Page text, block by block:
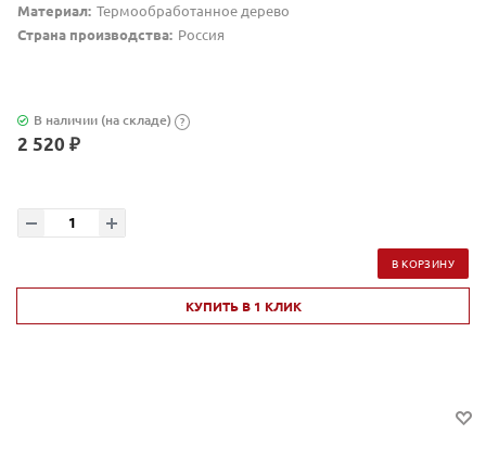
Материал: Термообработанное дерево
Страна производства: Россия
В наличии (на складе) ?
2 520 ₽
В КОРЗИНУ
КУПИТЬ В 1 КЛИК